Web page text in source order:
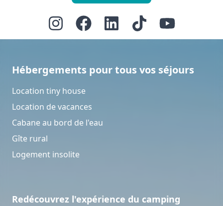
Hébergements pour tous vos séjours
Location tiny house
Location de vacances
Cabane au bord de l'eau
Gîte rural
Logement insolite
Redécouvrez l'expérience du camping